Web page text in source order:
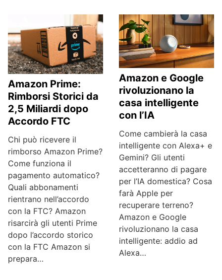
Amazon Prime:
Rimborsi Storici da
2,5 Miliardi dopo
Accordo FTC
Chi può ricevere il
rimborso Amazon Prime?
Come funziona il
pagamento automatico?
Quali abbonamenti
rientrano nell’accordo
con la FTC? Amazon
risarcirà gli utenti Prime
dopo l’accordo storico
con la FTC Amazon si
prepara…
Amazon e Google
rivoluzionano la
casa intelligente
con l’IA
Come cambierà la casa
intelligente con Alexa+ e
Gemini? Gli utenti
accetteranno di pagare
per l’IA domestica? Cosa
farà Apple per
recuperare terreno?
Amazon e Google
rivoluzionano la casa
intelligente: addio ad
Alexa…